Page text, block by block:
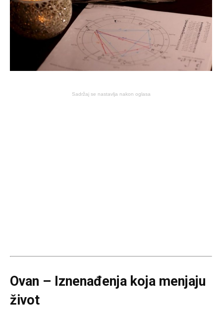
Sadržaj se nastavlja nakon oglasa
Ovan – Iznenađenja koja menjaju
život